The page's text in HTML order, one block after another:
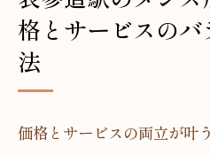
格とサービスの
法
価格とサービスの両立が叶